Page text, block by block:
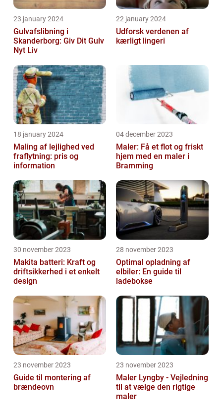
23 january 2024
Gulvafslibning i
Skanderborg: Giv Dit Gulv
Nyt Liv
22 january 2024
Udforsk verdenen af
kærligt lingeri
18 january 2024
Maling af lejlighed ved
fraflytning: pris og
information
04 december 2023
Maler: Få et flot og friskt
hjem med en maler i
Bramming
30 november 2023
Makita batteri: Kraft og
driftsikkerhed i et enkelt
design
28 november 2023
Optimal opladning af
elbiler: En guide til
ladebokse
23 november 2023
Guide til montering af
brændeovn
23 november 2023
Maler Lyngby - Vejledning
til at vælge den rigtige
maler